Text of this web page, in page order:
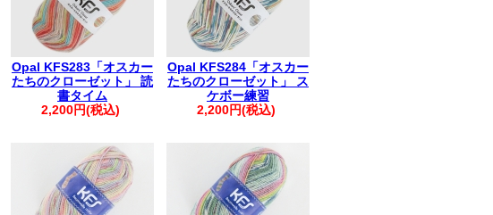
Opal KFS283「オスカー
たちのクローゼット」 読
書タイム
2,200円(税込)
Opal KFS284「オスカー
たちのクローゼット」 ス
ケボー練習
2,200円(税込)